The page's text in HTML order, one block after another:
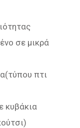
σε μικρά
πτι
κυβάκια